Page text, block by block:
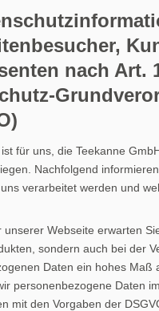
nach Art.
für uns, die Teekanne
Nachfolgend
verarbeitet werden und
unserer Webseite erwarten
sondern auch bei der
Daten ein hohes Maß
personenbezogene Daten
mit den Vorgaben der